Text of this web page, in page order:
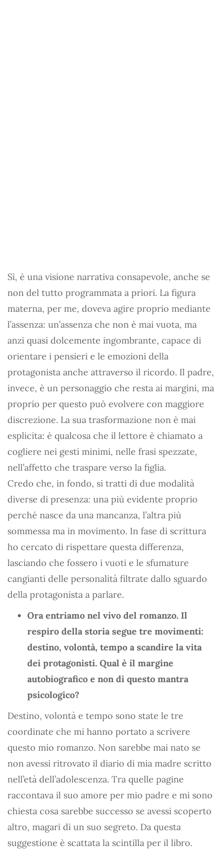
Sì, è una visione narrativa consapevole, anche se
non del tutto programmata a priori. La figura
materna, per me, doveva agire proprio mediante
l’assenza: un’assenza che non è mai vuota, ma
anzi quasi dolcemente ingombrante, capace di
orientare i pensieri e le emozioni della
protagonista anche attraverso il ricordo. Il padre,
invece, è un personaggio che resta ai margini, ma
proprio per questo può evolvere con maggiore
discrezione. La sua trasformazione non è mai
esplicita: è qualcosa che il lettore è chiamato a
cogliere nei gesti minimi, nelle frasi spezzate,
nell’affetto che traspare verso la figlia.
Credo che, in fondo, si tratti di due modalità
diverse di presenza: una più evidente proprio
perché nasce da una mancanza, l’altra più
sommessa ma in movimento. In fase di scrittura
ho cercato di rispettare questa differenza,
lasciando che fossero i vuoti e le sfumature
cangianti delle personalità filtrate dallo sguardo
della protagonista a parlare.
Ora entriamo nel vivo del romanzo. Il
respiro della storia segue tre movimenti:
destino, volontà, tempo a scandire la vita
dei protagonisti. Qual è il margine
autobiografico e non di questo mantra
psicologico?
Destino, volontà e tempo sono state le tre
coordinate che mi hanno portato a scrivere
questo mio romanzo. Non sarebbe mai nato se
non avessi ritrovato il diario di mia madre scritto
nell’età dell’adolescenza. Tra quelle pagine
raccontava il suo amore per mio padre e mi sono
chiesta cosa sarebbe successo se avessi scoperto
altro, magari di un suo segreto. Da questa
suggestione è scattata la scintilla per il libro.